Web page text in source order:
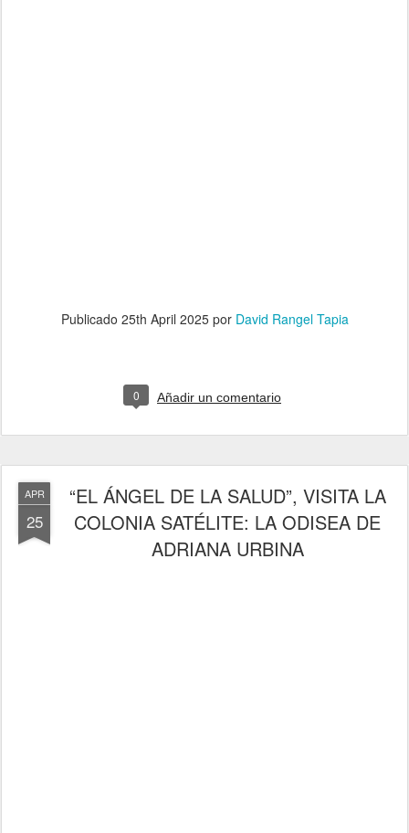
Publicado 25th April 2025por David Rangel Tapia
0 Añadir un comentario
APR
25
“EL ÁNGEL DE LA SALUD”, VISITA LA
COLONIA SATÉLITE: LA ODISEA DE
ADRIANA URBINA